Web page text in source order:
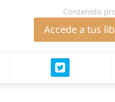
Contenido
Accede a tus